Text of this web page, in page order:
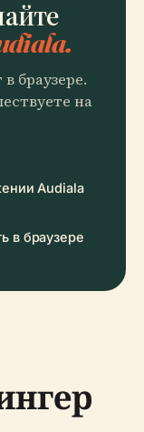
браузере.
на
Audiala
в браузере